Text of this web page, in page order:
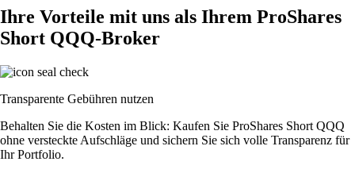
Ihre Vorteile mit uns als Ihrem ProShares
Short QQQ-Broker
Transparente Gebühren nutzen
Behalten Sie die Kosten im Blick: Kaufen Sie ProShares Short QQQ
ohne versteckte Aufschläge und sichern Sie sich volle Transparenz für
Ihr Portfolio.